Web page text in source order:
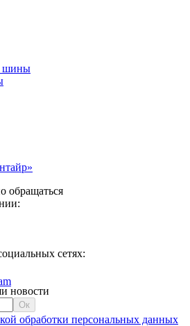
шины
обращаться
сетях:
новости
обработки персональных данных